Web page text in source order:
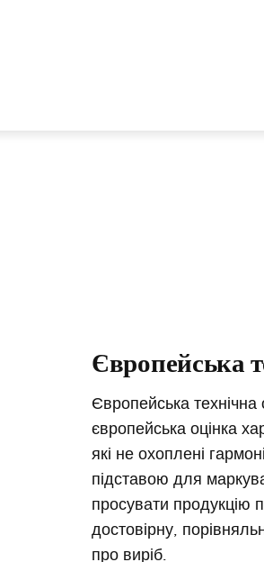
Європейська
Європейська
європейська оцінка
які не охоплені
підставою для
просувати продукцію
достовірну,
про виріб.